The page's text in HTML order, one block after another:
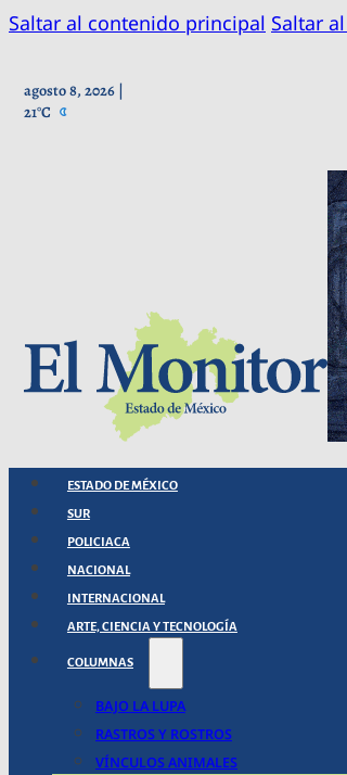
Saltar al contenido principal Saltar
agosto 8, 2026 |
21°C
ESTADO DE MÉXICO
SUR
POLICIACA
NACIONAL
INTERNACIONAL
ARTE, CIENCIA Y TECNOLOGÍA
COLUMNAS
BAJO LA LUPA
RASTROS Y ROSTROS
VÍNCULOS ANIMALES